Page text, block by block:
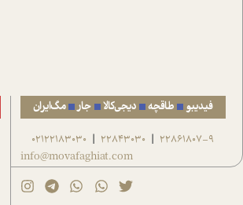
فیدیبو طاقچه دیجی‌کالا جار مگ‌ایران
22861807-9
|
22843030
|
02122183030
info@movafaghiat.com